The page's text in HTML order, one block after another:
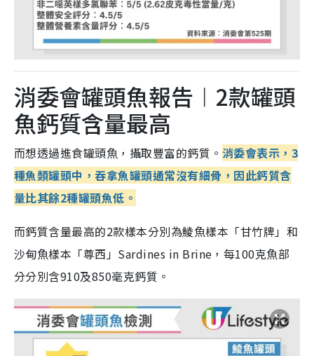
消委會罐頭魚報告︱2款罐頭
魚鈣質含量最高
而想透過進食罐頭魚，攝取豐富的鈣質。 消委會表示，3
種魚類罐頭中，吞拿魚罐頭通常沒有細骨，因此鈣質含
量比其餘2種罐頭魚低。
而鈣質含量最高的2款樣本分別為鯪魚樣本「甘竹牌」和
沙甸魚樣本「尊西」Sardines in Brine，每100克魚部
分分別含910及850毫克鈣質。